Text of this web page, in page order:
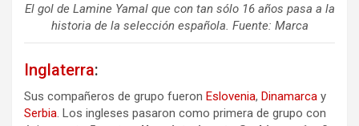
El gol de Lamine Yamal que con tan sólo 16 años pasa a la
historia de la selección española. Fuente: Marca
Inglaterra:
Sus compañeros de grupo fueron Eslovenia, Dinamarca y
Serbia. Los ingleses pasaron como primera de grupo con